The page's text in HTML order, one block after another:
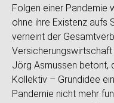
Folgen einer Pandemie
ohne ihre Existenz aufs
verneint der
Jörg Asmussen betont,
Kollektiv – Grundidee
Pandemie nicht mehr